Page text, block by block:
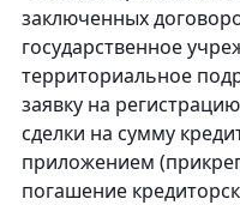
заключенных
государственное
территориальное
заявку на
сделки на сумму
приложением
погашение